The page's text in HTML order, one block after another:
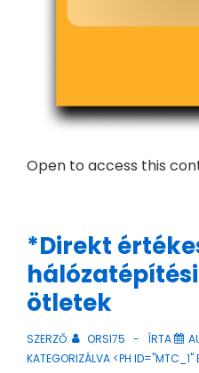
Open to access this
*Direkt
ötletek
SZERZŐ: ORSI75 ÍRTA
KATEGORIZÁLVA <PH